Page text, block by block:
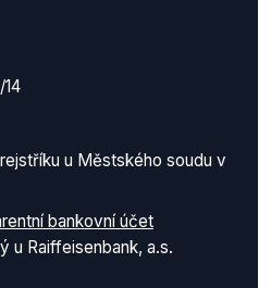
u Městského soudu v
bankovní účet
u Raiffeisenbank, a.s.